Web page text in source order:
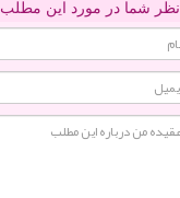
نظر شما در مورد این مطلب